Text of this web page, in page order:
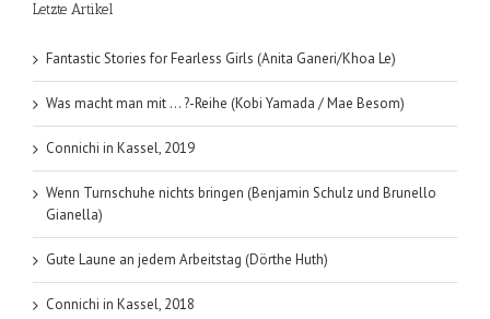
Takeshi
Band
Letzte Artikel
Fantastic Stories for Fearless Girls (Anita Ganeri/Khoa Le)
Was macht man mit … ?-Reihe (Kobi Yamada / Mae Besom)
Connichi in Kassel, 2019
Wenn Turnschuhe nichts bringen (Benjamin Schulz und Brunello
Gianella)
Gute Laune an jedem Arbeitstag (Dörthe Huth)
Connichi in Kassel, 2018